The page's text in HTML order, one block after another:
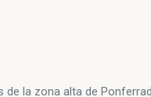
la zona alta de